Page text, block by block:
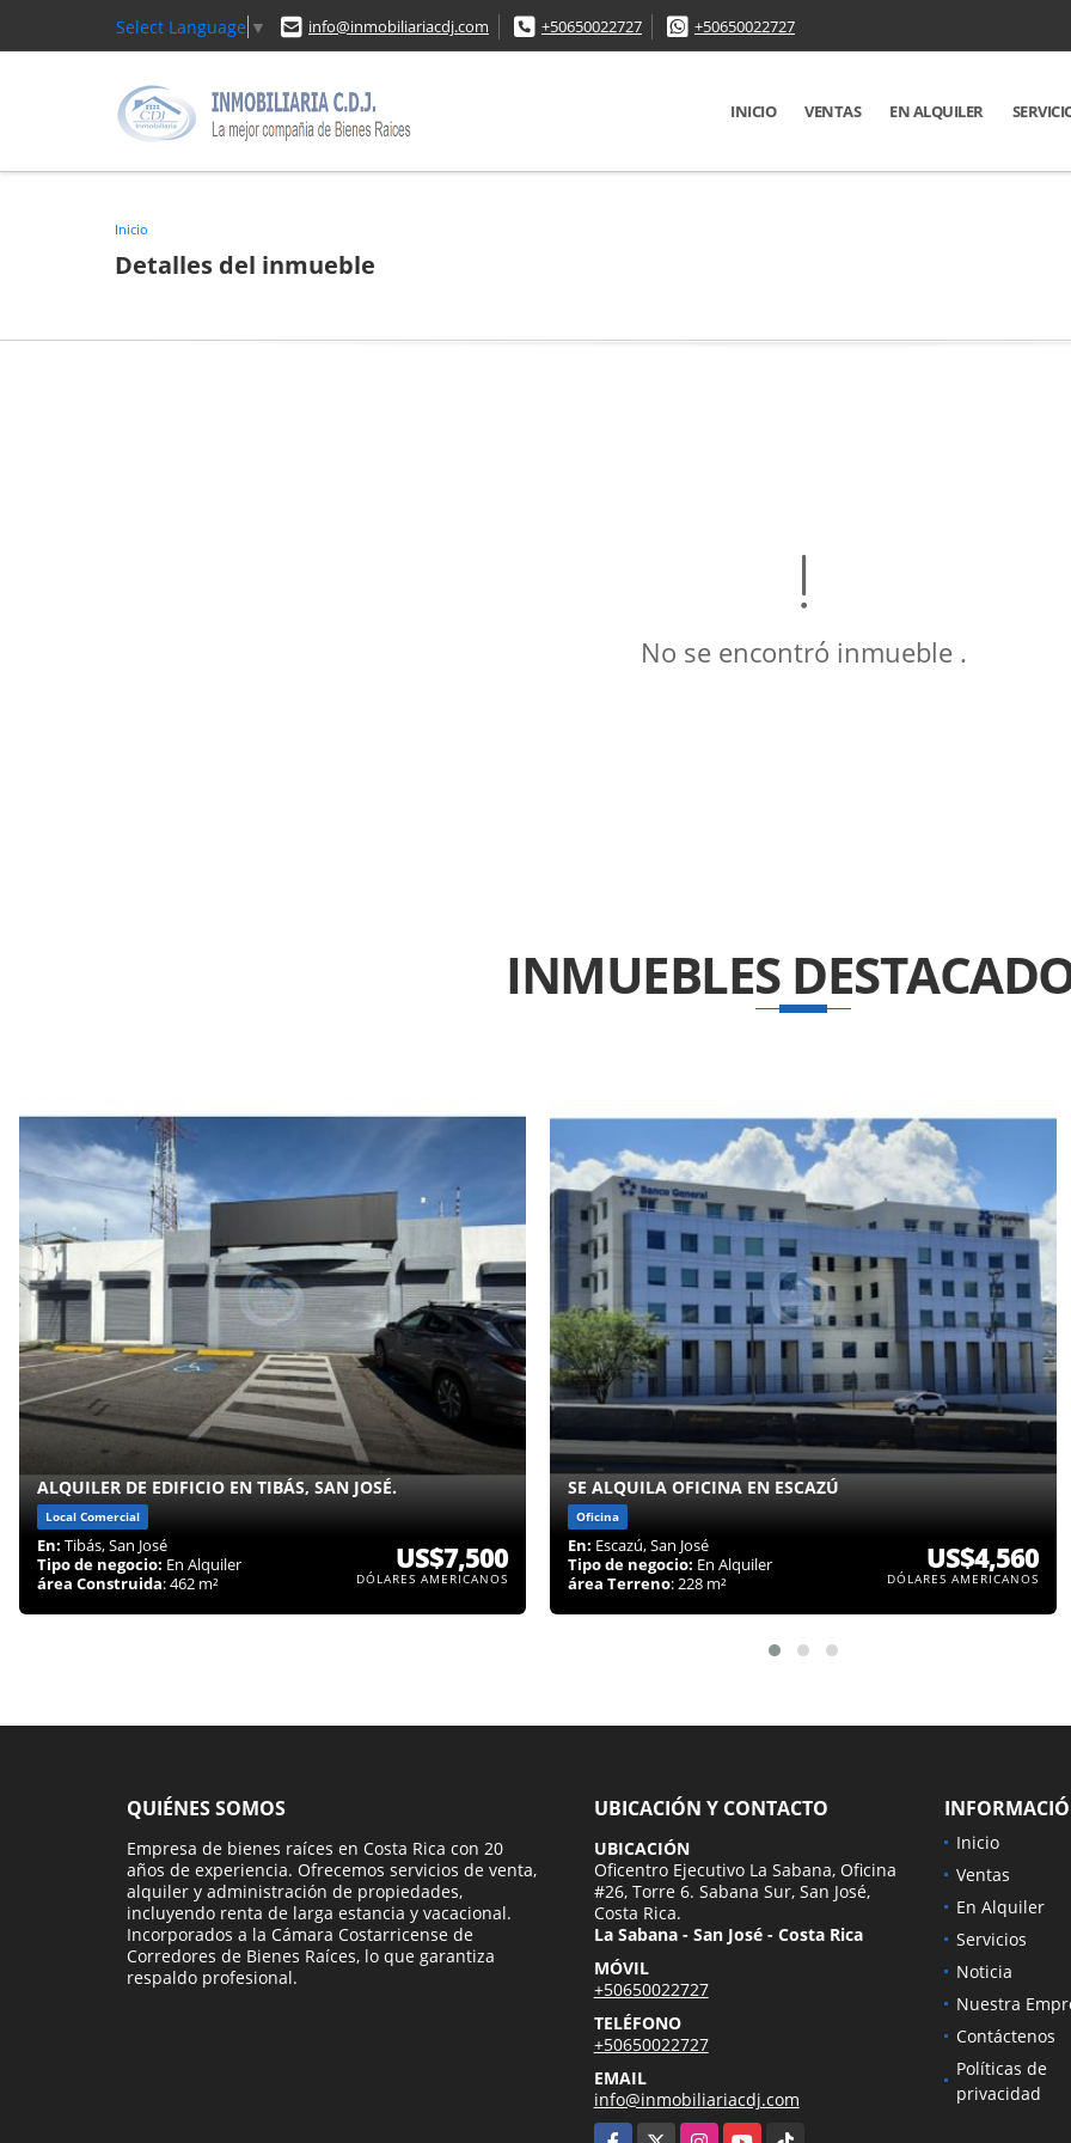
Select Language ▼ info@inmobiliariacdj.com +50650022727 +50650022727
INICIO VENTAS EN ALQUILER
Inicio
Detalles del inmueble
No se encontró inmueble .
INMUEBLES
ALQUILER DE EDIFICIO EN TIBÁS, SAN JOSÉ.
Local Comercial
En: Tibás, San José
Tipo de negocio: En Alquiler
área Construida: 462 m²
US$7,500
DÓLARES AMERICANOS
SE ALQUILA OFICINA EN ESCAZÚ
Oficina
En: Escazú, San José
Tipo de negocio: En Alquiler
área Terreno: 228 m²
US$4,560
DÓLARES AMERICANOS
QUIÉNES SOMOS
Empresa de bienes raíces en Costa Rica con 20
años de experiencia. Ofrecemos servicios de venta,
alquiler y administración de propiedades,
incluyendo renta de larga estancia y vacacional.
Incorporados a la Cámara Costarricense de
Corredores de Bienes Raíces, lo que garantiza
respaldo profesional.
UBICACIÓN Y CONTACTO
UBICACIÓN
Oficentro Ejecutivo La Sabana, Oficina
#26, Torre 6. Sabana Sur, San José,
Costa Rica.
La Sabana - San José - Costa Rica
MÓVIL
+50650022727
TELÉFONO
+50650022727
EMAIL
info@inmobiliariacdj.com
Facebook
InstagramYouTubeTikTok
Inicio
Ventas
En Alquiler
Servicios
Noticia
Nuestra
Contáctenos
Políticas de
privacidad